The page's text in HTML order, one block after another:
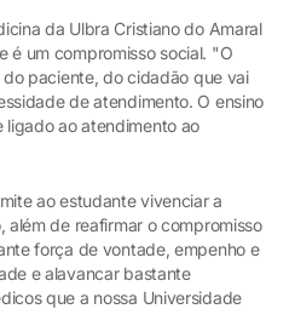
da Ulbra Cristiano do Amaral
é um compromisso social. "O
paciente, do cidadão que vai
de atendimento. O ensino
ao atendimento ao
ao estudante vivenciar a
além de reafirmar o compromisso
força de vontade, empenho e
e alavancar bastante
que a nossa Universidade